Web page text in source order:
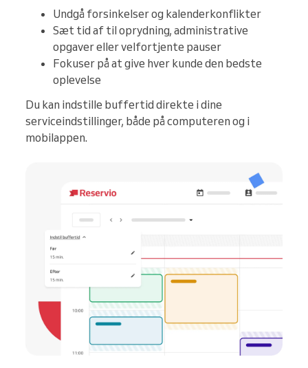
Undgå forsinkelser og kalenderkonflikter
Sæt tid af til oprydning, administrative
opgaver eller velfortjente pauser
Fokuser på at give hver kunde den bedste
oplevelse
Du kan indstille buffertid direkte i dine
serviceindstillinger, både på computeren og i
mobilappen.